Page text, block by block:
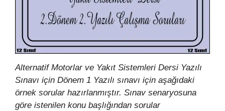
Alternatif Motorlar ve Yakıt Sistemleri Dersi Yazılı
Sınavı için Dönem 1 Yazılı sınavı için aşağıdaki
örnek sorular hazırlanmıştır. Sınav senaryosuna
göre istenilen konu başlığından sorular